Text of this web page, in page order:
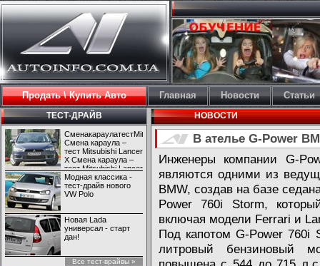
Продать \ Купить Авто Главная Новости Статьи
ТЕСТ-ДРАЙВ
СменакараулатестMitsubishiLancerX
Смена караула –
тест Mitsubishi Lancer
X Смена караула –
тест Mitsubishi Lancer
X
Модная классика -
тест-драйв нового
VW Polo
Новая Lada
универсал - старт
дан!
Все тест-врайвы »
НОВОСТИ
В ателье G-Power
Инженеры компании G-
являются одними из
BMW, создав на базе
Power 760i Storm,
включая модели Ferrari и
Под капотом G-Power 760i
литровый бензиновый